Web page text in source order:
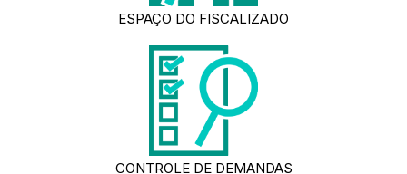
ESPAÇO DO FISCALIZADO
CONTROLE DE DEMANDAS